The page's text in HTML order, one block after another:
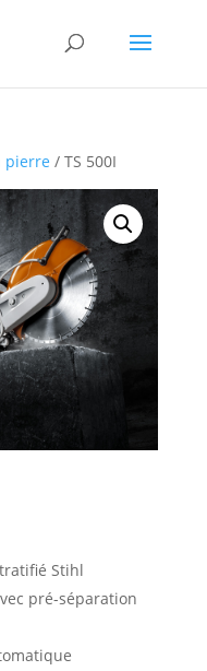
pierre / TS 500I
Stihl
pré-séparation